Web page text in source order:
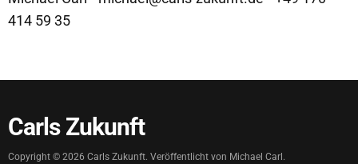
414 59 35
Carls Zukunft
Copyright © 2026 Carls Zukunft. Veröffentlicht von Michael Carl.